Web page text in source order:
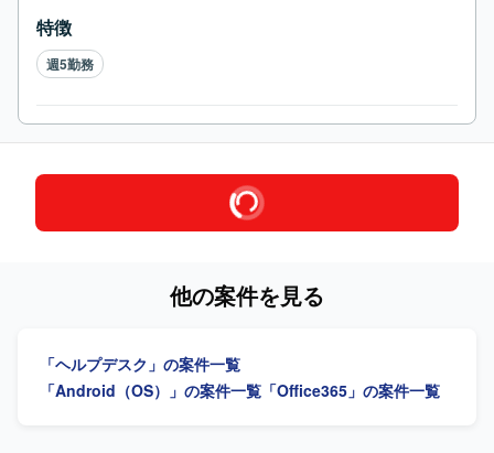
特徴
週5勤務
他の案件を見る
「ヘルプデスク」の案件一覧
「Android（OS）」の案件一覧 「Office365」の案件一覧